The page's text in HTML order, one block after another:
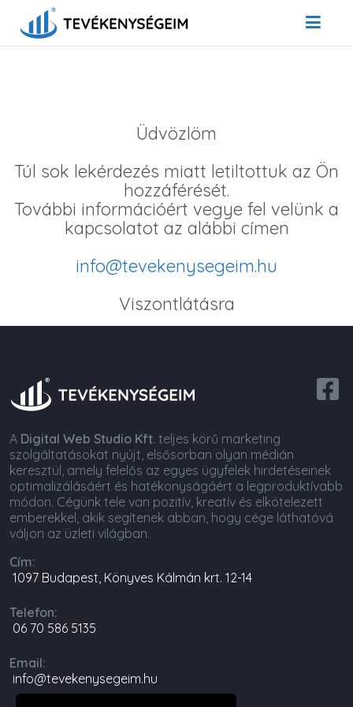
Üdvözlöm
Túl sok lekérdezés miatt letiltottuk az Ön
hozzáférését.
További információért vegye fel velünk a
kapcsolatot az alábbi címen
info@tevekenysegeim.hu
Viszontlátásra
A Digital Web Studio Kft. teljes körű marketing
szolgáltatásokat nyújt, elsősorban olyan médián
keresztül, amely felelős az egyes ügyfelek hirdetéseinek
optimalizálásáért és hatékonyságáért a legproduktívabb
módon. Cégünk tele van pozitív, kreatív és elkötelezett
emberekkel, akik segítenek abban, hogy cége láthatóvá
váljon az üzleti világban.
Cím:
1097 Budapest, Könyves Kálmán krt. 12-14
Telefon:
06 70 586 5135
Email:
info@tevekenysegeim.hu